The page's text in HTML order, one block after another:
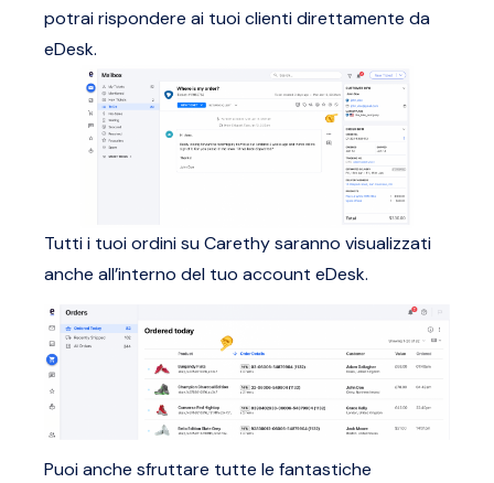
potrai rispondere ai tuoi clienti direttamente da
eDesk.
Tutti i tuoi ordini su Carethy saranno visualizzati
anche all’interno del tuo account eDesk.
Puoi anche sfruttare tutte le fantastiche